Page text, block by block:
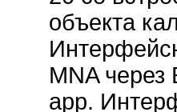
объекта
MNA
app.